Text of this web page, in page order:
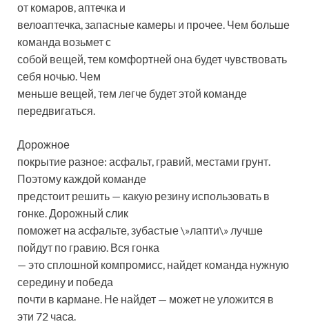
от комаров, аптечка и
велоаптечка, запасные камеры и прочее. Чем больше
команда возьмет с
собой вещей, тем комфортней она будет чувствовать
себя ночью. Чем
меньше вещей, тем легче будет этой команде
передвигаться.
Дорожное
покрытие разное: асфальт, гравий, местами грунт.
Поэтому каждой команде
предстоит решить — какую резину использовать в
гонке. Дорожный слик
поможет на асфальте, зубастые \»лапти\» лучше
пойдут по гравию. Вся гонка
— это сплошной компромисс, найдет команда нужную
середину и победа
почти в кармане. Не найдет — может не уложится в
эти 72 часа.